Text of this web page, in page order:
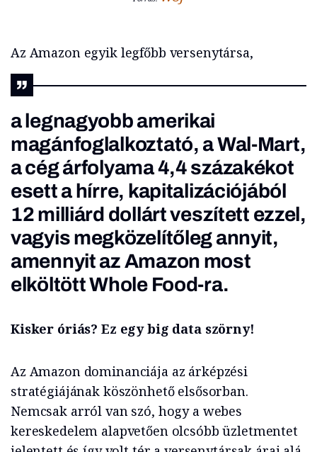
Az Amazon egyik legfőbb versenytársa,
a legnagyobb amerikai
magánfoglalkoztató, a Wal-Mart,
a cég árfolyama 4,4 százakékot
esett a hírre, kapitalizációjából
12 milliárd dollárt veszített ezzel,
vagyis megközelítőleg annyit,
amennyit az Amazon most
elköltött Whole Food-ra.
Kisker óriás? Ez egy big data szörny!
Az Amazon dominanciája az árképzési
stratégiájának köszönhető elsősorban.
Nemcsak arról van szó, hogy a webes
kereskedelem alapvetően olcsóbb üzletmentet